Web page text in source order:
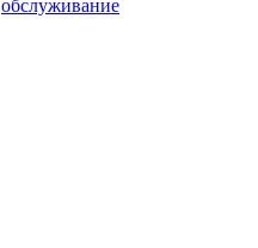
обслуживание